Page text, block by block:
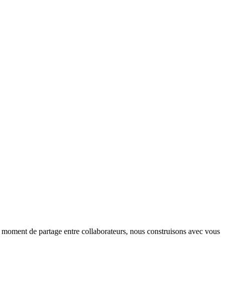
de partage entre collaborateurs, nous construisons avec vous